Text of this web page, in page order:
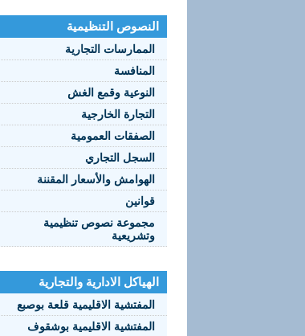
النصوص التنظيمية
الممارسات التجارية
المنافسة
النوعية وقمع الغش
التجارة الخارجية
الصفقات العمومية
السجل التجاري
الهوامش والأسعار المقننة
قوانين
مجموعة نصوص تنظيمية
وتشريعية
الهياكل الادارية والتجارية
المفتشية الاقليمية قلعة بوصبع
المفتشية الاقليمية بوشقوف